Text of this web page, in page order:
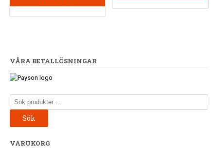
VÅRA BETALLÖSNINGAR
Sök
efter:
Sök
VARUKORG